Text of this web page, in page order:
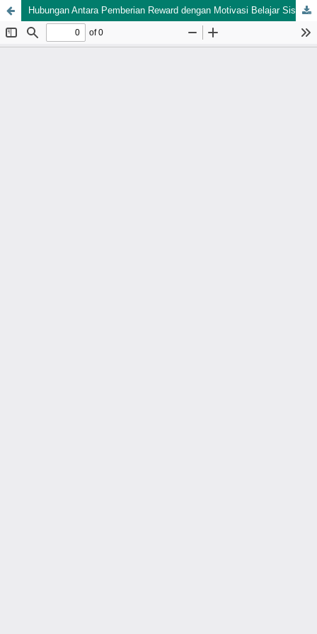
Hubungan Antara Pemberian Reward dengan Motivasi Belajar Siswa Kelas Tinggi SD